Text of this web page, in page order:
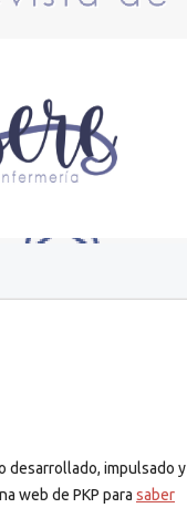
desarrollado, impulsado y
web de PKP para saber